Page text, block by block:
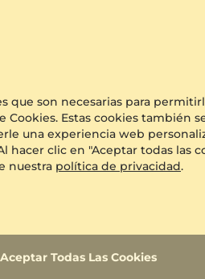
que son necesarias para
Cookies. Estas cookies
una experiencia web
hacer clic en "Aceptar todas las
nuestra política de privacidad.
Aceptar Todas Las Cookies